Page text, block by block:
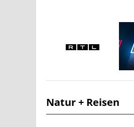
Natur + Reisen